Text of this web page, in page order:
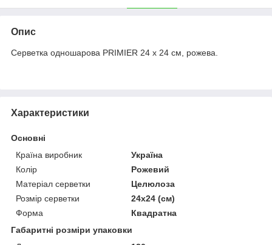
Опис
Серветка одношарова PRIMIER 24 x 24 см, рожева.
Характеристики
Основні
Країна виробник
Україна
Колір
Рожевий
Матеріал серветки
Целюлоза
Розмір серветки
24х24 (см)
Форма
Квадратна
Габаритні розміри упаковки